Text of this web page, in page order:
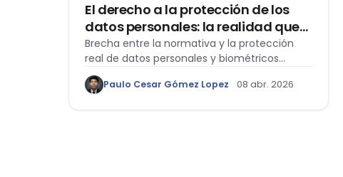
El derecho a la protección de los
datos personales: la realidad que
enfrentamos en la actualidad
Brecha entre la normativa y la protección
real de datos personales y biométricos
frente al avance tecnológico en el Perú.
Paulo Cesar Gómez Lopez 08 abr. 2026